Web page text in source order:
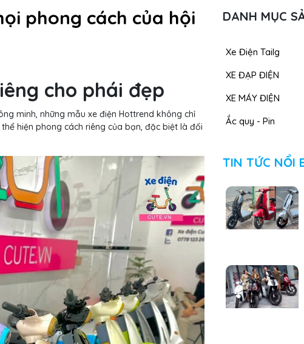
phong cách của hội
cho phái đẹp
minh, những mẫu xe điện Hottrend không chỉ
hiện phong cách riêng của bạn, đặc biệt là đối
DANH MỤC
Xe Điện Tailg
XE ĐẠP ĐIỆN
XE MÁY ĐIỆN
Ắc quy - Pin
TIN TỨC NỔI